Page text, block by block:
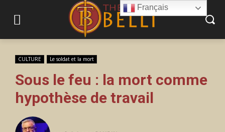
CULTURE Le soldat et la mort
Sous le feu : la mort comme
hypothèse de travail
Français